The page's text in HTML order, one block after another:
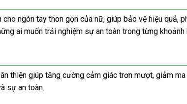
ngón tay thon gọn của nữ, giúp bảo vệ hiệu quả,
ai muốn trải nghiệm sự an toàn trong từng khoảnh
thiện giúp tăng cường cảm giác trơn mượt, giảm
sự an toàn.